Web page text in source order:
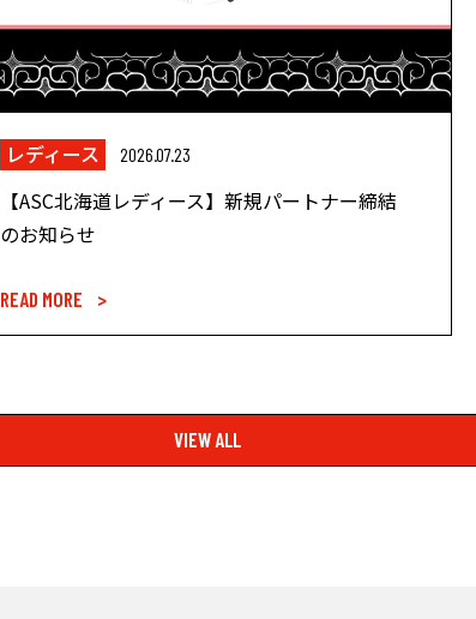
レディース 2026.07.23
【ASC北海道レディース】新規パートナー締結
のお知らせ
READ MORE >
VIEW ALL